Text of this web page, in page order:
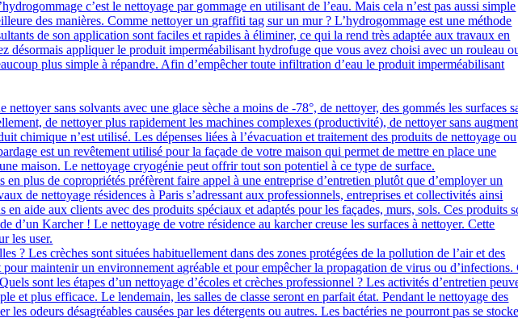
c’est le nettoyage par gommage en utilisant de l’eau. Mais cela n’est pas aussi simple
des manières. Comme nettoyer un graffiti tag sur un mur ? L’hydrogommage est une méthode
de son application sont faciles et rapides à éliminer, ce qui la rend très adaptée aux travaux en
appliquer le produit imperméabilisant hydrofuge que vous avez choisi avec un rouleau
plus simple à répandre. Afin d’empêcher toute infiltration d’eau le produit imperméabilisant
sans solvants avec une glace sèche a moins de -78°, de nettoyer, des gommés les surfaces
de nettoyer plus rapidement les machines complexes (productivité), de nettoyer sans
chimique n’est utilisé. Les dépenses liées à l’évacuation et traitement des produits de nettoyage ou
est un revêtement utilisé pour la façade de votre maison qui permet de mettre en place une
maison. Le nettoyage cryogénie peut offrir tout son potentiel à ce type de surface.
plus de copropriétés préfèrent faire appel à une entreprise d’entretien plutôt que d’employer un
de nettoyage résidences à Paris s’adressant aux professionnels, entreprises et collectivités ainsi
aide aux clients avec des produits spéciaux et adaptés pour les façades, murs, sols. Ces produits
Karcher ! Le nettoyage de votre résidence au karcher creuse les surfaces à nettoyer. Cette
les user.
? Les crèches sont situées habituellement dans des zones protégées de la pollution de l’air et des
maintenir un environnement agréable et pour empêcher la propagation de virus ou d’infections.
sont les étapes d’un nettoyage d’écoles et crèches professionnel ? Les activités d’entretien
et plus efficace. Le lendemain, les salles de classe seront en parfait état. Pendant le nettoyage des
odeurs désagréables causées par les détergents ou autres. Les bactéries ne pourront pas se